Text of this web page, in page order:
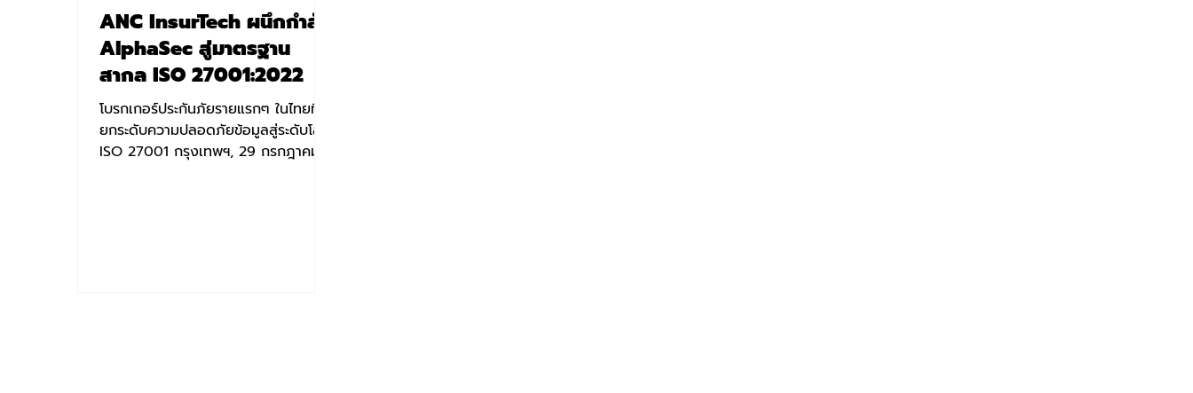
ANC InsurTech ผนึกกำลัง
AlphaSec สู่มาตรฐาน
สากล ISO 27001:2022
โบรกเกอร์ประกันภัยรายแรกๆ ในไทยที่
ยกระดับความปลอดภัยข้อมูลสู่ระดับโลก
ISO 27001 กรุงเทพฯ, 29 กรกฎาคม